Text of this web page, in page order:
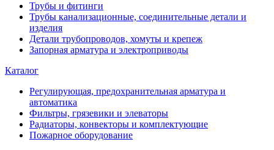
Трубы и фитинги
Трубы канализационные, соединительные детали и
изделия
Детали трубопроводов, хомуты и крепеж
Запорная арматура и электроприводы
Каталог
Регулирующая, предохранительная арматура и
автоматика
Фильтры, грязевики и элеваторы
Радиаторы, конвекторы и комплектующие
Пожарное оборудование